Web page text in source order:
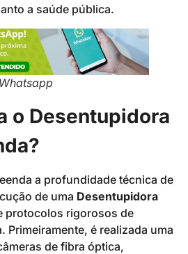
a saúde pública.
o Desentupidora
a profundidade técnica de
de uma Desentupidora
protocolos rigorosos de
Primeiramente, é realizada uma
de fibra óptica,